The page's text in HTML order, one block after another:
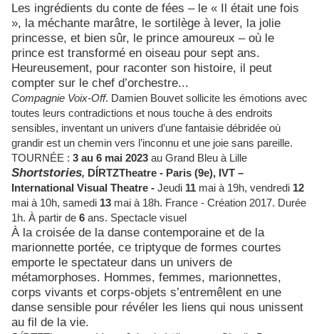
Les ingrédients du conte de fées – le « Il était une fois
», la méchante marâtre, le sortilège à lever, la jolie
princesse, et bien sûr, le prince amoureux – où le
prince est transformé en oiseau pour sept ans.
Heureusement, pour raconter son histoire, il peut
compter sur le chef d’orchestre...
Compagnie Voix-Off. Damien Bouvet sollicite les émotions avec
toutes leurs contradictions et nous touche à des endroits
sensibles, inventant un univers d’une fantaisie débridée où
grandir est un chemin vers l’inconnu et une joie sans pareille.
TOURNÉE : 3 au 6 mai 2023 au Grand Bleu à Lille
Shortstories, DÍRTZTheatre - Paris (9e), IVT –
International Visual Theatre - Jeudi 11 mai à 19h, vendredi 12
mai à 10h, samedi 13 mai à 18h. France - Création 2017. Durée
1h. À partir de 6 ans. Spectacle visuel
À la croisée de la danse contemporaine et de la
marionnette portée, ce triptyque de formes courtes
emporte le spectateur dans un univers de
métamorphoses. Hommes, femmes, marionnettes,
corps vivants et corps-objets s’entremêlent en une
danse sensible pour révéler les liens qui nous unissent
au fil de la vie.